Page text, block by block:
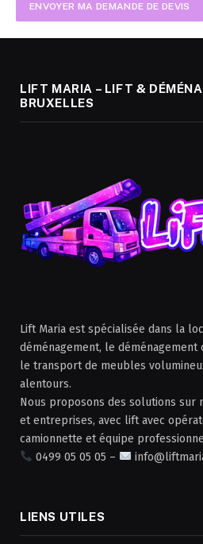
LIFT MARIA – LIFT &
BRUXELLES
Lift Maria est spécialisée dans la
déménagement, le
le transport de meubles
alentours.
Nous proposons des solutions sur
et entreprises, avec lift avec
camionnette et équipe
0499 05 05 05 –
LIENS UTILES